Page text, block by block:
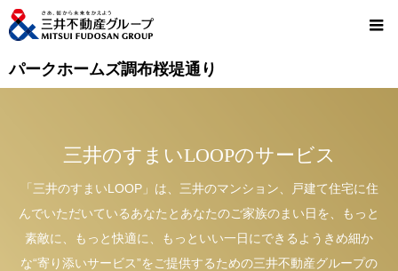
パークホームズ調布桜堤通り
三井のすまいLOOPのサービス
「三井のすまいLOOP」は、三井のマンション、戸建て住宅に住
んでいただいているあなたとあなたのご家族のまい日を、もっと
素敵に、もっと快適に、もっといい一日にできるようきめ細か
な“寄り添いサービス”をご提供するための三井不動産グループの